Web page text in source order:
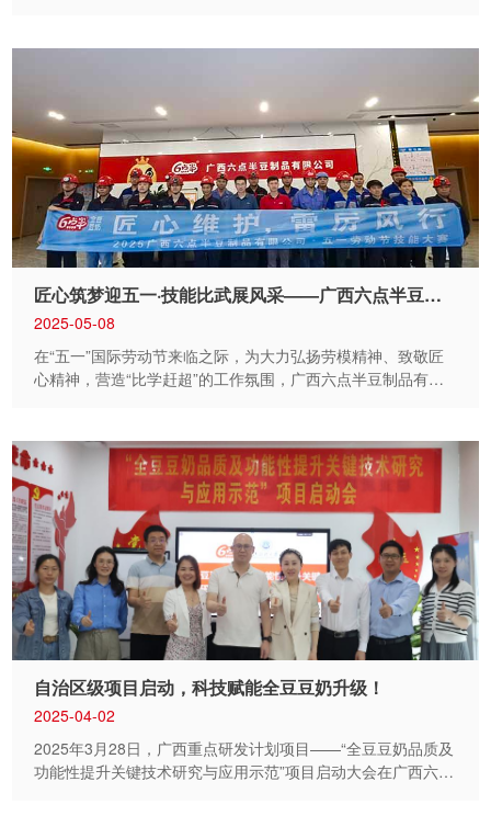
的6点半豆奶，带着“浪漫北海岸，涠有6点半”主题活动也来到
为广大游客的海岛之旅增添了无限浪漫与活力。让每一位游客
既能饱览海岛绝美风光，又能畅享广西特色美食与清甜的豆
奶！ 踏入这片区域，仿佛一头扎进了欢快的夏日热浪里。
在碧蓝打卡拍照区，蓝白色调构建出清爽海洋氛围，冲浪板、
椰子树、秋千等装置林立，仿佛能听见海浪喧嚣，海风裹挟着
热情，让八方游客忍不住掏出手机定格此刻的海岛风情。
在飞盘“中豆得豆”区，阵阵欢笑声与飞盘击中的声响交织，欢
笑热浪随着运动激情不断翻涌。 产品展示区宛如蓝色梦幻海
洋，“6点半”元素亮眼，巨大的...
匠心筑梦迎五一·技能比武展风采——广西六点半豆制品有限公司成功举办“五一”劳动节技能比赛
2025-05-08
在“五一”国际劳动节来临之际，为大力弘扬劳模精神、致敬匠
心精神，营造“比学赶超”的工作氛围，广西六点半豆制品有限
焊接工艺、离心泵机封更换等4个实操项目，分为设备和生产
两大组，全面检验员工的实战能力。比赛现场，选手们全神贯
注，稳健操作，火花飞溅中，焊接人员精准把控每一条焊缝；
更换机封环节，生产机手沉着判断，快速定位，精准拆装，展
现一流工艺技术。 此次比赛的技能实操项目，全方位展现设备
与生产技术人员的专业素养与匠心精神，充分展示了各自在专
业岗位的精湛技艺。 经过激烈角逐，比赛最终评选出设备部
和生产部的一、二、三等奖以及优秀奖，设备维护人员还别出
心裁的将自己的比赛作品拼凑成代表公司名字的数字字样，展
现自己专业技能的同时也代表着对公司的美好祝愿。 此次技
能大赛既是对一线生产、设备维护人员专业能力的一次全面检
阅，也是贯彻六点...
自治区级项目启动，科技赋能全豆豆奶升级！
2025-04-02
2025年3月28日，广西重点研发计划项目——“全豆豆奶品质及
功能性提升关键技术研究与应用示范”项目启动大会在广西六点